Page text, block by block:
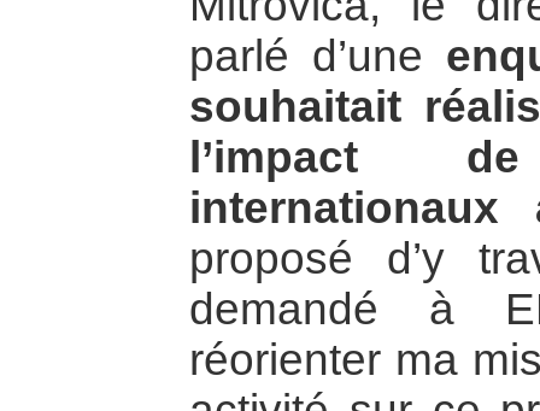
parlé d’une
souhaitait
l’impact
internationaux
proposé d’y
demandé à
réorienter ma